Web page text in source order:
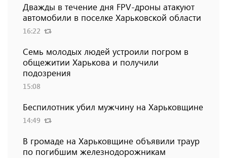
Дважды в течение дня FPV-дроны атакуют
автомобили в поселке Харьковской области
16:22
Семь молодых людей устроили погром в
общежитии Харькова и получили
подозрения
15:08
Беспилотник убил мужчину на Харьковщине
14:49
В громаде на Харьковщине объявили траур
по погибшим железнодорожникам